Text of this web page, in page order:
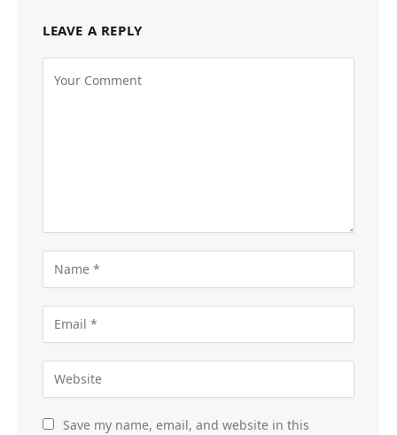
LEAVE A REPLY
Save my name, email, and website in this